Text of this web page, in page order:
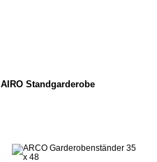
AIRO Standgarderobe